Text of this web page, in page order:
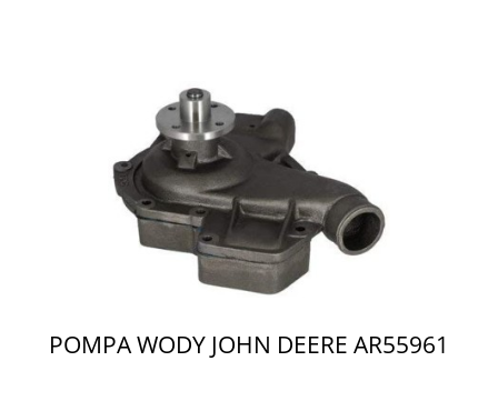
POMPA WODY JOHN DEERE AR55961